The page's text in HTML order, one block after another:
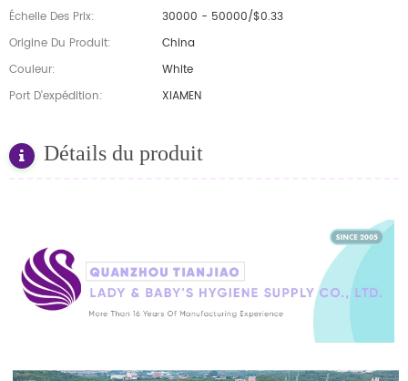
Échelle Des Prix:
30000 - 50000/$0.33
Origine Du Produit:
China
Couleur:
White
Port D'expédition:
XIAMEN
Détails du produit